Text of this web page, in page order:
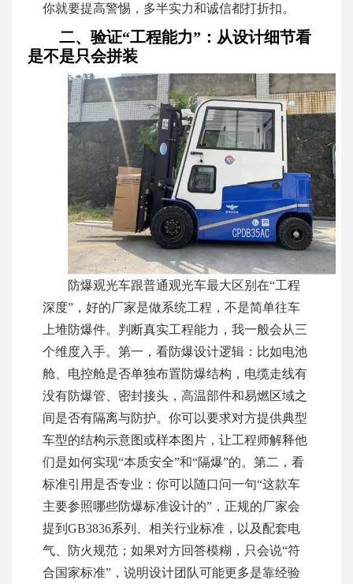
你就要提高警惕，多半实力和诚信都打折扣。
二、验证“工程能力”：从设计细节看
是不是只会拼装
防爆观光车跟普通观光车最大区别在“工程
深度”，好的厂家是做系统工程，不是简单往车
上堆防爆件。判断真实工程能力，我一般会从三
个维度入手。第一，看防爆设计逻辑：比如电池
舱、电控舱是否单独布置防爆结构，电缆走线有
没有防爆管、密封接头，高温部件和易燃区域之
间是否有隔离与防护。你可以要求对方提供典型
车型的结构示意图或样本图片，让工程师解释他
们是如何实现“本质安全”和“隔爆”的。第二，看
标准引用是否专业：你可以随口问一句“这款车
主要参照哪些防爆标准设计的”，正规的厂家会
提到GB3836系列、相关行业标准，以及配套电
气、防火规范；如果对方回答模糊，只会说“符
合国家标准”，说明设计团队可能更多是靠经验